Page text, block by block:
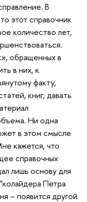
В
этот справочник
количество лет,
обращенных в
в них, к
факту,
книг, давать
Ни одна
в этом смысле
кажется, что
справочных
лишь основу для
Петра
– появится другой